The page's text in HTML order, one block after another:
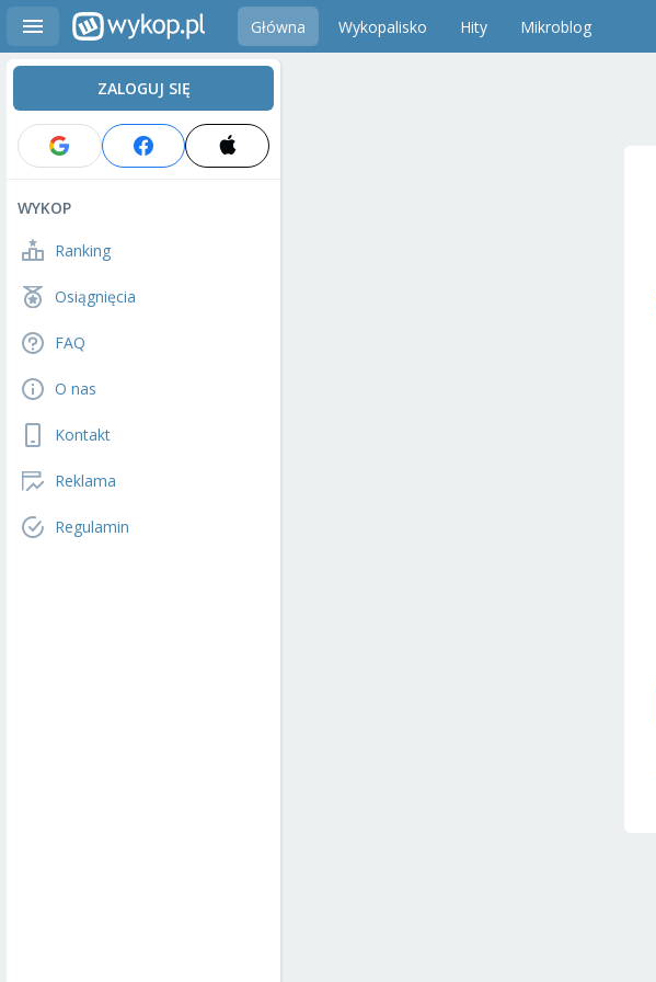
Główna Wykopalisko Hity Mikroblog
ZALOGUJ SIĘ
WYKOP
Ranking
Osiągnięcia
FAQ
O nas
Kontakt
Reklama
Regulamin